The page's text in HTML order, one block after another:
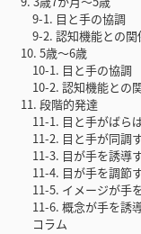
9-1. 目と手の協調
9-2. 認知機能との関
10. 5歳〜6歳
10-1. 目と手の協調
10-2. 認知機能との
11. 段階的発達
11-1. 目と手がばらば
11-2. 目と手が同調す
11-3. 目が手を誘導す
11-4. 目が手を調節す
11-5. イメージが手を
11-6. 概念が手を誘導
コラム